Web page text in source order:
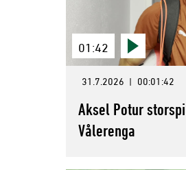
01:42
31.7.2026 | 00:01:42
Aksel Potur
Vålerenga